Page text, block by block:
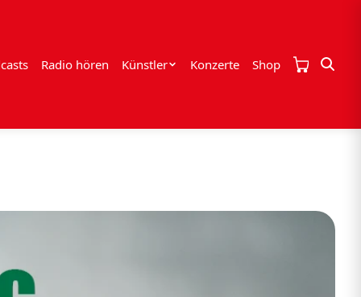
Radio hören Künstler Konzerte Shop